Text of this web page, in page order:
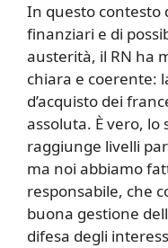
In questo contesto
finanziari e di
austerità, il RN ha
chiara e coerente:
d’acquisto dei
assoluta. È vero,
raggiunge livelli
ma noi abbiamo
responsabile, che
buona gestione
difesa degli